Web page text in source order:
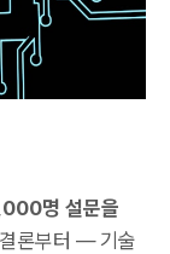
명 설문을
론부터 — 기술